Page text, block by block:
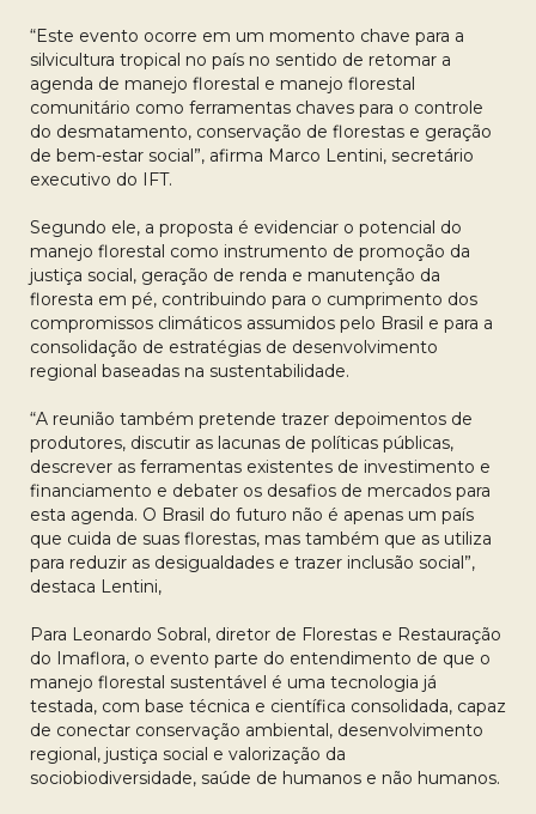
“Este evento ocorre em um momento chave para a
silvicultura tropical no país no sentido de retomar a
agenda de manejo florestal e manejo florestal
comunitário como ferramentas chaves para o controle
do desmatamento, conservação de florestas e geração
de bem-estar social”, afirma Marco Lentini, secretário
executivo do IFT.
Segundo ele, a proposta é evidenciar o potencial do
manejo florestal como instrumento de promoção da
justiça social, geração de renda e manutenção da
floresta em pé, contribuindo para o cumprimento dos
compromissos climáticos assumidos pelo Brasil e para a
consolidação de estratégias de desenvolvimento
regional baseadas na sustentabilidade.
“A reunião também pretende trazer depoimentos de
produtores, discutir as lacunas de políticas públicas,
descrever as ferramentas existentes de investimento e
financiamento e debater os desafios de mercados para
esta agenda. O Brasil do futuro não é apenas um país
que cuida de suas florestas, mas também que as utiliza
para reduzir as desigualdades e trazer inclusão social”,
destaca Lentini,
Para Leonardo Sobral, diretor de Florestas e Restauração
do Imaflora, o evento parte do entendimento de que o
manejo florestal sustentável é uma tecnologia já
testada, com base técnica e científica consolidada, capaz
de conectar conservação ambiental, desenvolvimento
regional, justiça social e valorização da
sociobiodiversidade, saúde de humanos e não humanos.